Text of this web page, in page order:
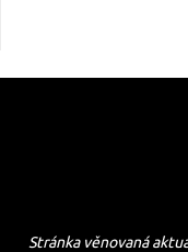
Stránka věnovaná